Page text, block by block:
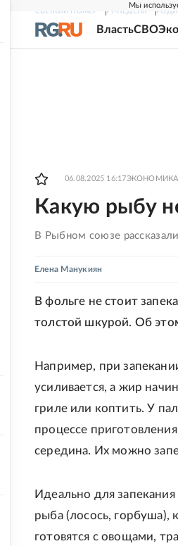
Мы
СВЕЖИЙ НОМЕР РГ-НЕДЕЛЯ
ВластьСВО
06.08.2025 16:17ЭКОНОМИКА
Какую рыбу
В Рыбном союзе
Елена Манукиян
В фольге не стоит
толстой шкурой. Об
Например, при
усиливается, а жир
гриле или коптить. У
процессе
середина. Их можно
Идеально для
рыба (лосось, горбуша),
готовятся с овощами,